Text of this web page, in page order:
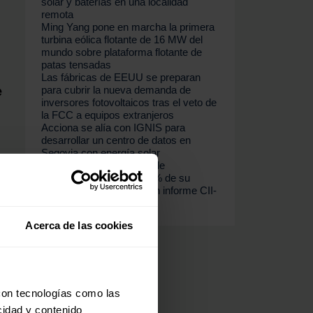
Acerca de las cookies
tecnologías como las
y contenido
remota
Ming Yang pone en marcha la primera
turbina eólica flotante de 16 MW del
mundo sobre plataforma flotante de
patas tensadas
Las fábricas de EEUU se preparan
para cubrir la nueva demanda de
inversores fotovoltaicos tras el veto de
la FCC a equipos extranjeros
Acciona se alía con IGNIS para
desarrollar un centro de datos en
Segovia con energía solar
India sigue dependiendo de
importaciones para el 90% de su
demanda de crudo, según informe CII-